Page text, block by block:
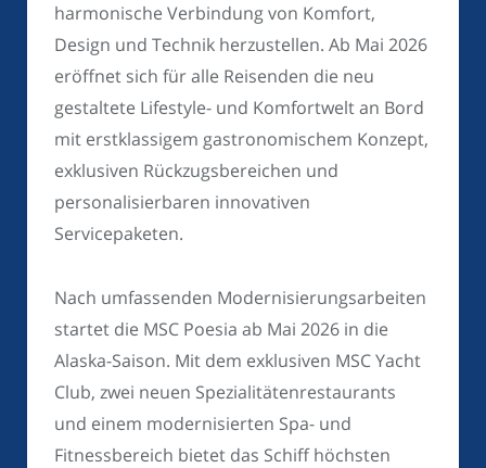
harmonische Verbindung von Komfort,
Design und Technik herzustellen. Ab Mai 2026
eröffnet sich für alle Reisenden die neu
gestaltete Lifestyle- und Komfortwelt an Bord
mit erstklassigem gastronomischem Konzept,
exklusiven Rückzugsbereichen und
personalisierbaren innovativen
Servicepaketen.
Nach umfassenden Modernisierungsarbeiten
startet die MSC Poesia ab Mai 2026 in die
Alaska-Saison. Mit dem exklusiven MSC Yacht
Club, zwei neuen Spezialitätenrestaurants
und einem modernisierten Spa- und
Fitnessbereich bietet das Schiff höchsten